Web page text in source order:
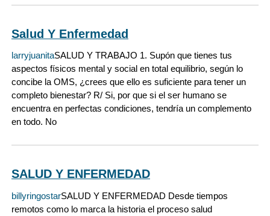
Salud Y Enfermedad
larryjuanitaSALUD Y TRABAJO 1. Supón que tienes tus
aspectos físicos mental y social en total equilibrio, según lo
concibe la OMS, ¿crees que ello es suficiente para tener un
completo bienestar? R/ Si, por que si el ser humano se
encuentra en perfectas condiciones, tendría un complemento
en todo. No
SALUD Y ENFERMEDAD
billyringostarSALUD Y ENFERMEDAD Desde tiempos
remotos como lo marca la historia el proceso salud